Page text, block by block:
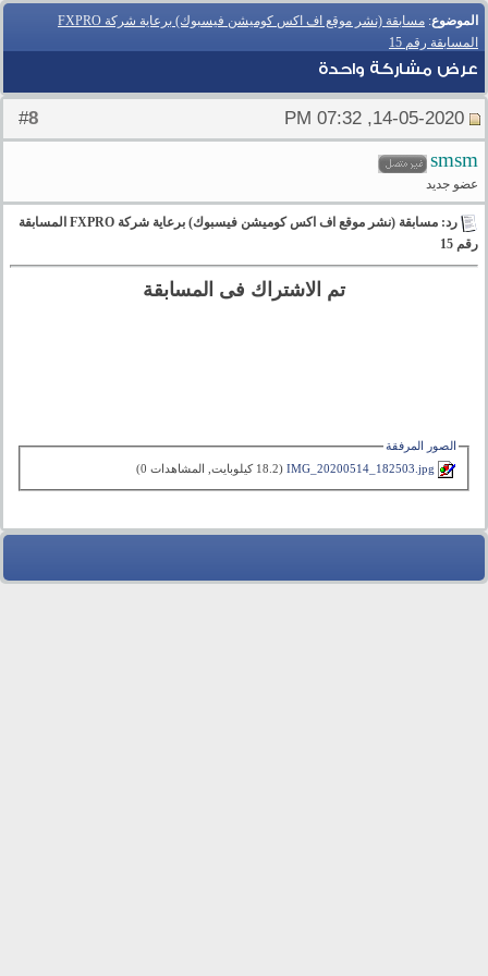
الموضوع:
مسابقة (نشر موقع اف اكس كوميشن فيسبوك) برعاية شركة FXPRO
المسابقة رقم 15
عرض مشاركة واحدة
8
smsm
عضو جديد
رد: مسابقة (نشر موقع اف اكس كوميشن فيسبوك) برعاية شركة FXPRO المسابقة
رقم 15
تم الاشتراك فى المسابقة
الصور المرفقة
IMG_20200514_182503.jpg‏ (18.2 كيلوبايت, المشاهدات 0)